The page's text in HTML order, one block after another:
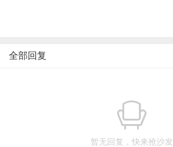
全部回复
暂无回复，快来抢沙发